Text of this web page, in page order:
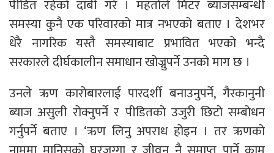
पीडित रहेको दाबी गरे । महतोले मिटर ब्याजसम्बन्धी
समस्या कुनै एक परिवारको मात्र नभएको बताए । देशभर
धेरै नागरिक यस्तै समस्याबाट प्रभावित भएको भन्दै
सरकारले दीर्घकालीन समाधान खोज्नुपर्ने उनको माग छ ।
उनले ऋण कारोबारलाई पारदर्शी बनाउनुपर्ने, गैरकानुनी
ब्याज असुली रोक्नुपर्ने र पीडितको उजुरी छिटो सम्बोधन
गर्नुपर्ने बताए । ‘ऋण लिनु अपराध होइन । तर ऋणको